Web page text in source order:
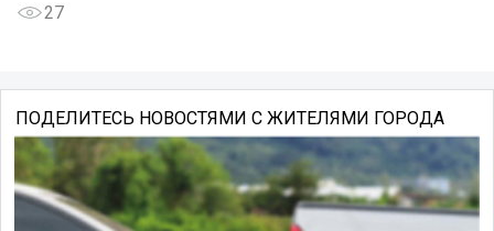
27
ПОДЕЛИТЕСЬ НОВОСТЯМИ С ЖИТЕЛЯМИ ГОРОДА